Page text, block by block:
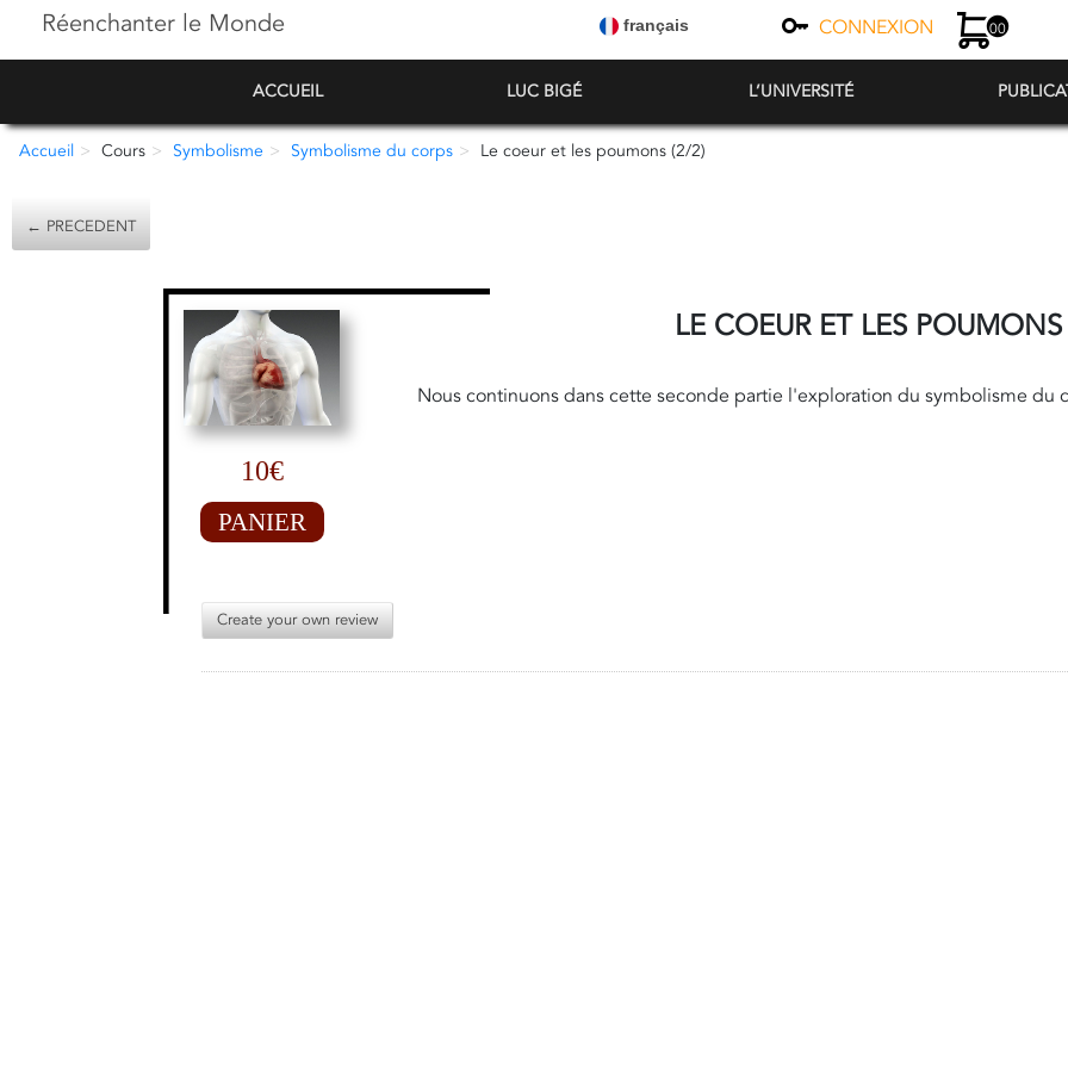
Réenchanter le Monde français CONNEXION 00
ACCUEIL LUC BIGÉ L’UNIVERSITÉ
Accueil Cours Symbolisme Symbolisme du corps Le coeur et les poumons (2/2)
← PRECEDENT
10€
PANIER
LE COEUR ET LES
Nous continuons dans cette seconde partie l'exploration du symbolisme du
Create your own review